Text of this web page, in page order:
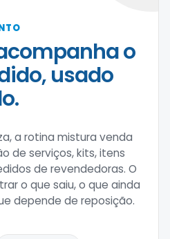
o
usado
a rotina mistura venda
de serviços, kits, itens
de revendedoras. O
o que saiu, o que ainda
depende de reposição.